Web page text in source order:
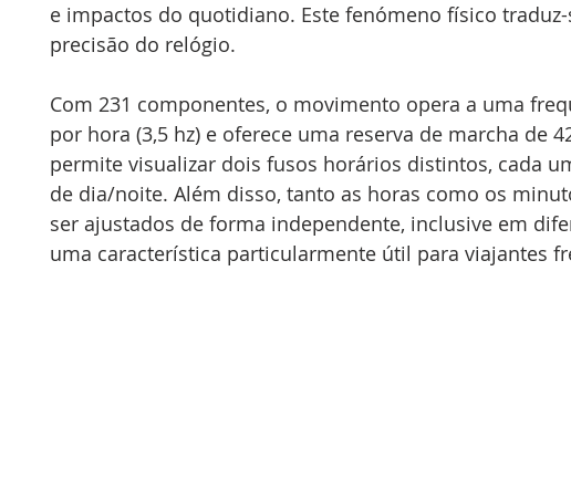
e impactos do quotidiano. Este fenómeno físico
precisão do relógio.
Com 231 componentes, o movimento opera a uma
por hora (3,5 hz) e oferece uma reserva de marcha de
permite visualizar dois fusos horários distintos, cada
de dia/noite. Além disso, tanto as horas como os
ser ajustados de forma independente, inclusive em
uma característica particularmente útil para viajantes